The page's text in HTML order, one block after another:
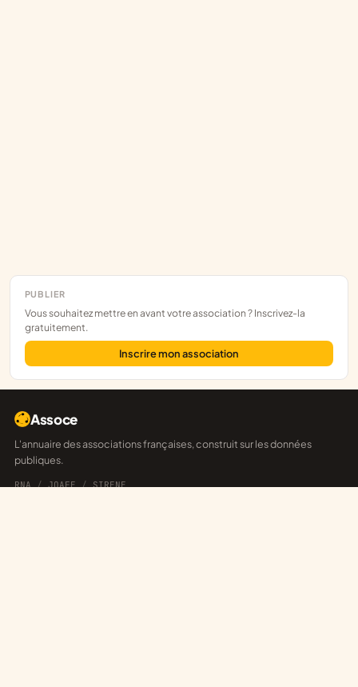
PUBLIER
Vous souhaitez mettre en avant votre association ? Inscrivez-la
gratuitement.
Inscrire mon association
Assoce
L'annuaire des associations françaises, construit sur les données
publiques.
RNA/JOAFE/SIRENE